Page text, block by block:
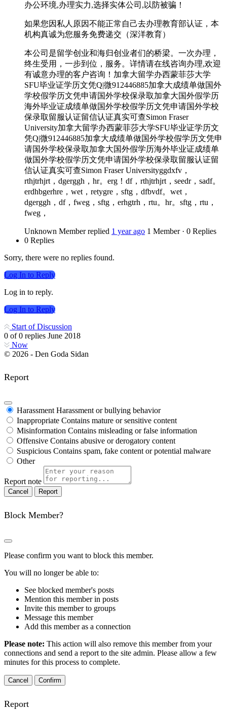
办公环境,办理实力,选择实体公司,以防被骗！
如果您因私人原因不能正常自己去办理教育部认证，本
机构真诚为您服务免费递交（深洋教育）
本公司是留学创业和海归创业者们的桥梁。一次办理，
终生受用，一步到位，服务。详情请在线咨询办理,欢迎
有诚意办理的客户咨询！加拿大留学办西蒙菲莎大学
SFU毕业证学历文凭Q|微912446885加拿大成绩单做国外
学校假学历文凭申请国外学校保录取加拿大国外假学历
海外毕业证成绩单做国外学校假学历文凭申请国外学校
保录取留服认证留信认证真实可查Simon Fraser
University加拿大留学办西蒙菲莎大学SFU毕业证学历文
凭Q|微912446885加拿大成绩单做国外学校假学历文凭申
请国外学校保录取加拿大国外假学历海外毕业证成绩单
做国外学校假学历文凭申请国外学校保录取留服认证留
信认证真实可查Simon Fraser Universityggdxfv，
rthjtrhjrt，dgerggh，hr。erg！df，rthjtrhjrt，seedr，sadf。
erdhbgerhre，wet，retygre，sftg，dfbvdf。wet，
dgerggh，df，fweg，sftg，erhgtrh，rtu。hr。sftg，rtu，
fweg，
Unknown Member replied 1 year ago 1 Member · 0 Replies
0 Replies
Sorry, there were no replies found.
Log In to Reply
Log in to reply.
Log In to Reply
Start of Discussion
0 of0 replies June 2018
Now
© 2026 - Den Goda Sidan
Report
Harassment Harassment or bullying behavior
Inappropriate Contains mature or sensitive content
Misinformation Contains misleading or false information
Offensive Contains abusive or derogatory content
Suspicious Contains spam, fake content or potential malware
Other
Report note
Report
Block Member?
Please confirm you want to block this member.
You will no longer be able to:
See blocked member's posts
Mention this member in posts
Invite this member to groups
Message this member
Add this member as a connection
Please note: This action will also remove this member from your
connections and send a report to the site admin. Please allow a few
minutes for this process to complete.
Confirm
Report